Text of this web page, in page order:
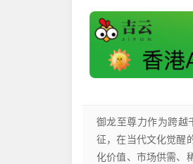
御龙至尊力作为跨越
征，在当代文化觉醒
化价值、市场供需、